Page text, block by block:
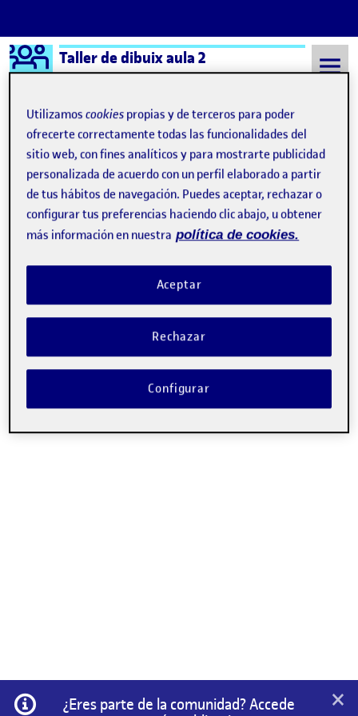
Saltar al contenido
Logo Ágora
Taller de dibuix aula 2
Semestre 20211 - Aula 2 PAC3. Dibuixar per entendre
No se ha encontrado nada
Parece que no podemos encontrar lo que estás
buscando. Tal vez la búsqueda pueda ayudar.
Información
¿Eres parte de la comunidad? Accede
×
Utilizamoscookies propias y de terceros para poder
ofrecerte correctamente todas las funcionalidades del
sitio web, con fines analíticos y para mostrarte publicidad
personalizada de acuerdo con un perfil elaborado a partir
de tus hábitos de navegación. Puedes aceptar, rechazar o
configurar tus preferencias haciendo clic abajo, u obtener
más información en nuestra política de cookies.
Rechazar
Aceptar
Configurar